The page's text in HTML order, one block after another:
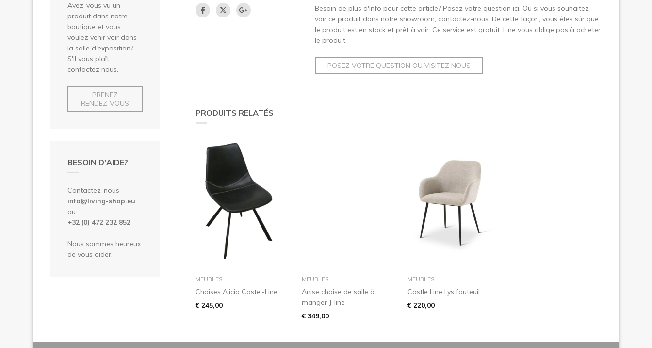
Avez-vous vu un
produit dans notre
boutique et vous
voulez venir voir dans
la salle d'exposition?
S'il vous plaît
contactez nous.
PRENEZ
RENDEZ-VOUS
BESOIN D'AIDE?
Contactez-nous
info@living-shop.eu
ou
+32 (0) 472 232 852
Nous sommes heureux
de vous aider.
Besoin de plus d'info pour cette article? Posez votre question ici. Ou si vous souhaitez
voir ce produit dans notre showroom, contactez-nous. De cette façon, vous êtes sûr que
le produit est en stock et prêt à voir. Ce service est gratuit. Il ne vous oblige pas à acheter
le produit.
POSEZ VOTRE QUESTION OU VISITEZ NOUS
PRODUITS RELATÉS
dans le panier
MEUBLES
Chaises Alicia Castel-Line
€ 245,00
dans le panier
MEUBLES
Anise chaise de salle à
manger J-line
€ 349,00
dans le panier
MEUBLES
Castle Line Lys fauteuil
€ 220,00